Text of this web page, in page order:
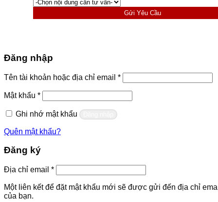
Gửi Yêu Cầu
Đăng nhập
Tên tài khoản hoặc địa chỉ email *Bắt
buộc
Mật khẩu *Bắt
buộc
Ghi nhớ mật khẩu
Quên mật khẩu?
Đăng ký
Địa chỉ email *Bắt
buộc
Một liên kết để đặt mật khẩu mới sẽ được gửi đến địa chỉ
của bạn.